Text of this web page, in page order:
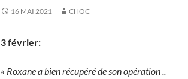
16 MAI 2021 CHÔC
3 février:
« Roxane a bien récupéré de son opération ..